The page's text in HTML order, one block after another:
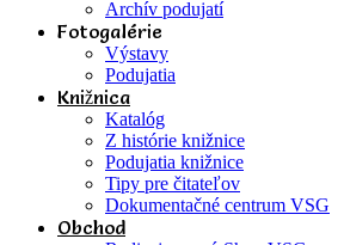
Archív podujatí
Fotogalérie
Výstavy
Podujatia
Knižnica
Katalóg
Z histórie knižnice
Podujatia knižnice
Tipy pre čitateľov
Dokumentačné centrum VSG
Obchod